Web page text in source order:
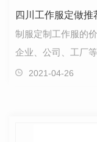
制服定制工作服的
企业、公司、工厂
作服，这不是一笔
2021-04-26